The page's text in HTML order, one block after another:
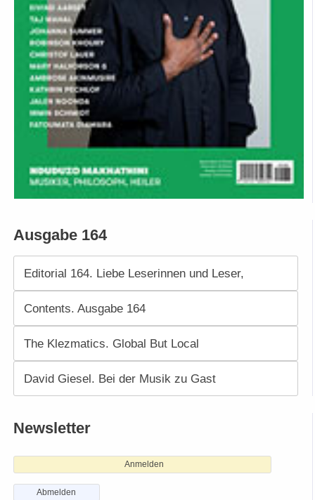
Ausgabe 164
Editorial 164. Liebe Leserinnen und Leser,
Contents. Ausgabe 164
The Klezmatics. Global But Local
David Giesel. Bei der Musik zu Gast
Newsletter
Anmelden
Abmelden